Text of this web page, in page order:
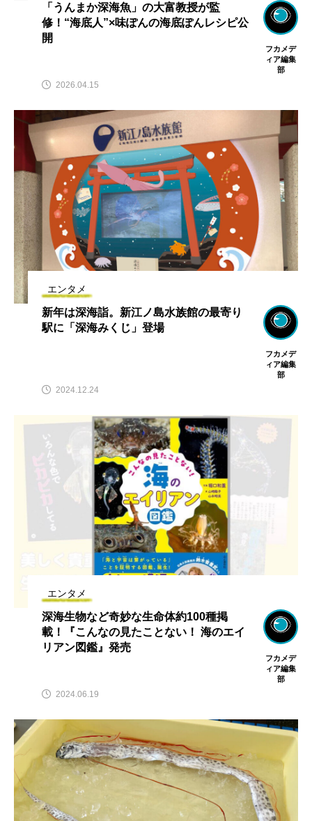
「うんまか深海魚」の大富教授が監
修！“海底人”×味ぽんの海底ぽんレシピ公
開
フカメデ
ィア編集
部
2026.04.15
エンタメ
新年は深海詣。新江ノ島水族館の最寄り
駅に「深海みくじ」登場
フカメデ
ィア編集
部
2024.12.24
エンタメ
深海生物など奇妙な生命体約100種掲
載！『こんなの見たことない！ 海のエイ
リアン図鑑』発売
フカメデ
ィア編集
部
2024.06.19